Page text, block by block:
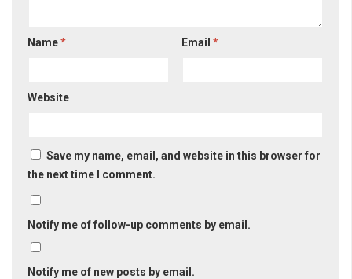
Name* Email*
Website
Save my name, email, and website in this browser for
the next time I comment.
Notify me of follow-up comments by email.
Notify me of new posts by email.